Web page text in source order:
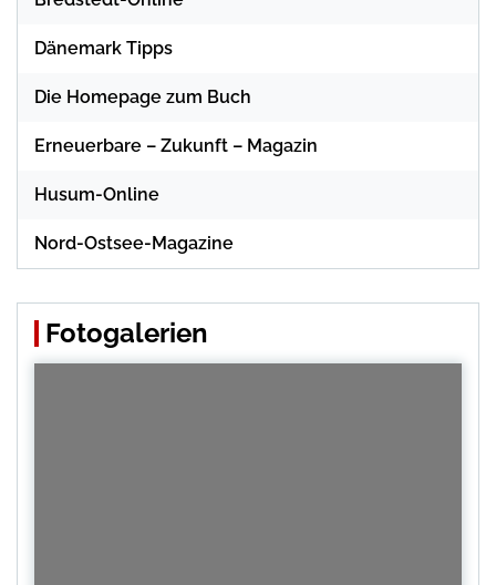
Dänemark Tipps
Die Homepage zum Buch
Erneuerbare – Zukunft – Magazin
Husum-Online
Nord-Ostsee-Magazine
Fotogalerien